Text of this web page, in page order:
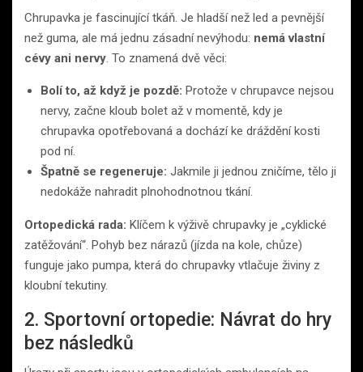
Chrupavka je fascinující tkáň. Je hladší než led a pevnější
než guma, ale má jednu zásadní nevýhodu: nemá vlastní
cévy ani nervy . To znamená dvě věci:
Bolí to, až když je pozdě: Protože v chrupavce nejsou
nervy, začne kloub bolet až v momentě, kdy je
chrupavka opotřebovaná a dochází ke dráždění kosti
pod ní.
Špatně se regeneruje: Jakmile ji jednou zničíme, tělo ji
nedokáže nahradit plnohodnotnou tkání.
Ortopedická rada: Klíčem k výživě chrupavky je „cyklické
zatěžování“. Pohyb bez nárazů (jízda na kole, chůze)
funguje jako pumpa, která do chrupavky vtlačuje živiny z
kloubní tekutiny.
2. Sportovní ortopedie: Návrat do hry
bez následků